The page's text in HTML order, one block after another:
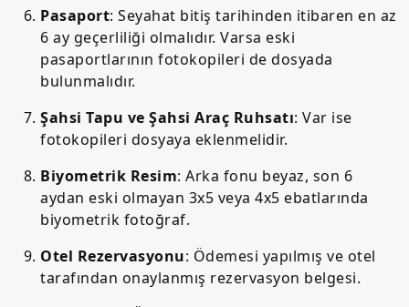
Pasaport: Seyahat bitiş tarihinden itibaren en az
6 ay geçerliliği olmalıdır. Varsa eski
pasaportlarının fotokopileri de dosyada
bulunmalıdır.
Şahsi Tapu ve Şahsi Araç Ruhsatı: Var ise
fotokopileri dosyaya eklenmelidir.
Biyometrik Resim: Arka fonu beyaz, son 6
aydan eski olmayan 3x5 veya 4x5 ebatlarında
biyometrik fotoğraf.
Otel Rezervasyonu: Ödemesi yapılmış ve otel
tarafından onaylanmış rezervasyon belgesi.